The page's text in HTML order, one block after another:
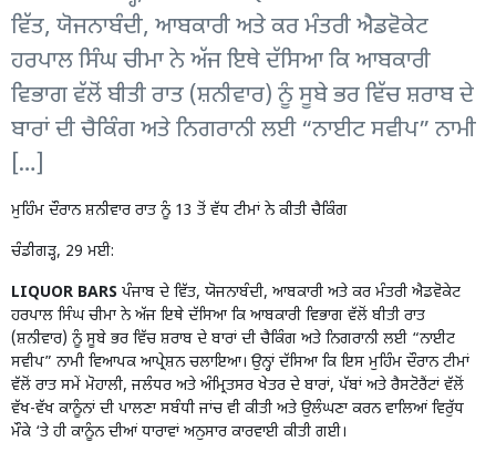
ਵਿੱਤ, ਯੋਜਨਾਬੰਦੀ, ਆਬਕਾਰੀ ਅਤੇ ਕਰ ਮੰਤਰੀ ਐਡਵੋਕੇਟ
ਹਰਪਾਲ ਸਿੰਘ ਚੀਮਾ ਨੇ ਅੱਜ ਇਥੇ ਦੱਸਿਆ ਕਿ ਆਬਕਾਰੀ
ਵਿਭਾਗ ਵੱਲੋਂ ਬੀਤੀ ਰਾਤ (ਸ਼ਨੀਵਾਰ) ਨੂੰ ਸੂਬੇ ਭਰ ਵਿੱਚ ਸ਼ਰਾਬ ਦੇ
ਬਾਰਾਂ ਦੀ ਚੈਕਿੰਗ ਅਤੇ ਨਿਗਰਾਨੀ ਲਈ “ਨਾਈਟ ਸਵੀਪ” ਨਾਮੀ
[…]
ਮੁਹਿੰਮ ਦੌਰਾਨ ਸ਼ਨੀਵਾਰ ਰਾਤ ਨੂੰ 13 ਤੋਂ ਵੱਧ ਟੀਮਾਂ ਨੇ ਕੀਤੀ ਚੈਕਿੰਗ
ਚੰਡੀਗੜ੍ਹ, 29 ਮਈ:
LIQUOR BARS ਪੰਜਾਬ ਦੇ ਵਿੱਤ, ਯੋਜਨਾਬੰਦੀ, ਆਬਕਾਰੀ ਅਤੇ ਕਰ ਮੰਤਰੀ ਐਡਵੋਕੇਟ
ਹਰਪਾਲ ਸਿੰਘ ਚੀਮਾ ਨੇ ਅੱਜ ਇਥੇ ਦੱਸਿਆ ਕਿ ਆਬਕਾਰੀ ਵਿਭਾਗ ਵੱਲੋਂ ਬੀਤੀ ਰਾਤ
(ਸ਼ਨੀਵਾਰ) ਨੂੰ ਸੂਬੇ ਭਰ ਵਿੱਚ ਸ਼ਰਾਬ ਦੇ ਬਾਰਾਂ ਦੀ ਚੈਕਿੰਗ ਅਤੇ ਨਿਗਰਾਨੀ ਲਈ “ਨਾਈਟ
ਸਵੀਪ” ਨਾਮੀ ਵਿਆਪਕ ਆਪ੍ਰੇਸ਼ਨ ਚਲਾਇਆ। ਉਨ੍ਹਾਂ ਦੱਸਿਆ ਕਿ ਇਸ ਮੁਹਿੰਮ ਦੌਰਾਨ ਟੀਮਾਂ
ਵੱਲੋਂ ਰਾਤ ਸਮੇਂ ਮੋਹਾਲੀ, ਜਲੰਧਰ ਅਤੇ ਅੰਮ੍ਰਿਤਸਰ ਖੇਤਰ ਦੇ ਬਾਰਾਂ, ਪੱਬਾਂ ਅਤੇ ਰੈਸਟੋਰੈਂਟਾਂ ਵੱਲੋਂ
ਵੱਖ-ਵੱਖ ਕਾਨੂੰਨਾਂ ਦੀ ਪਾਲਣਾ ਸਬੰਧੀ ਜਾਂਚ ਵੀ ਕੀਤੀ ਅਤੇ ਉਲੰਘਣਾ ਕਰਨ ਵਾਲਿਆਂ ਵਿਰੁੱਧ
ਮੌਕੇ ‘ਤੇ ਹੀ ਕਾਨੂੰਨ ਦੀਆਂ ਧਾਰਾਵਾਂ ਅਨੁਸਾਰ ਕਾਰਵਾਈ ਕੀਤੀ ਗਈ।